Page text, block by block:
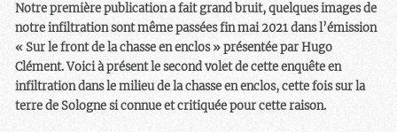
Notre première publication a fait grand bruit, quelques images de
notre infiltration sont même passées fin mai 2021 dans l’émission
« Sur le front de la chasse en enclos » présentée par Hugo
Clément. Voici à présent le second volet de cette enquête en
infiltration dans le milieu de la chasse en enclos, cette fois sur la
terre de Sologne si connue et critiquée pour cette raison.